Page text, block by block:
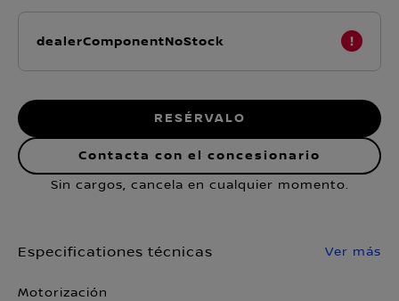
dealerComponentNoStock
RESÉRVALO
Contacta con el concesionario
Sin cargos, cancela en cualquier momento.
Especificationes técnicas Ver más
Motorización